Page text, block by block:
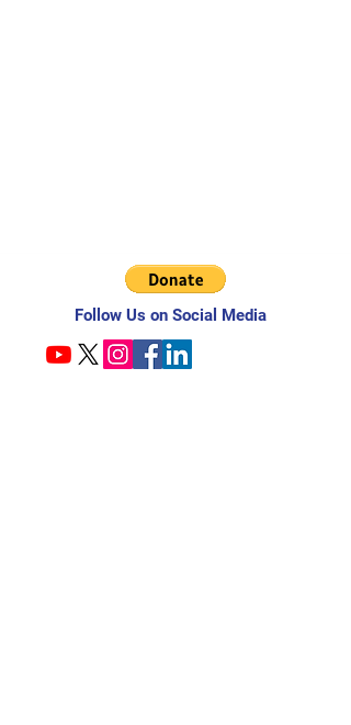
Follow Us on Social Media